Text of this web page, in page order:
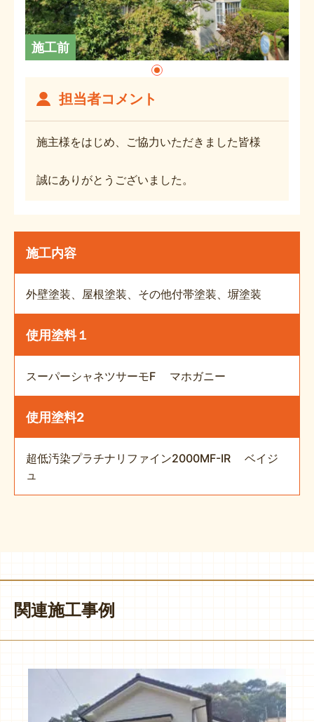
施工前
担当者コメント
施主様をはじめ、ご協力いただきました皆様
誠にありがとうございました。
施工内容
外壁塗装、屋根塗装、その他付帯塗装、塀塗装
使用塗料１
スーパーシャネツサーモF マホガニー
使用塗料2
超低汚染プラチナリファイン2000MF-IR ベイジ
ュ
関連施工事例